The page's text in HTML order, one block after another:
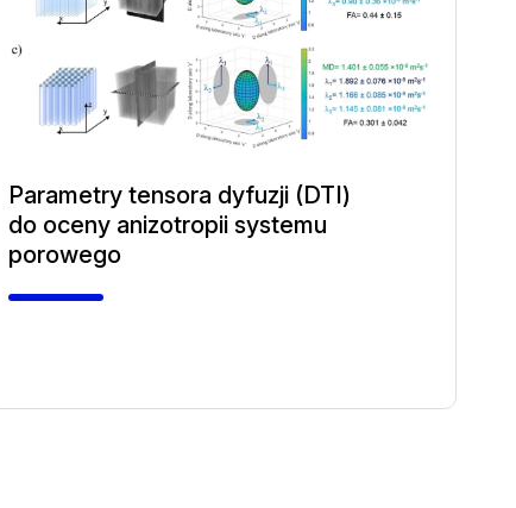
Parametry tensora dyfuzji (DTI)
do oceny anizotropii systemu
porowego